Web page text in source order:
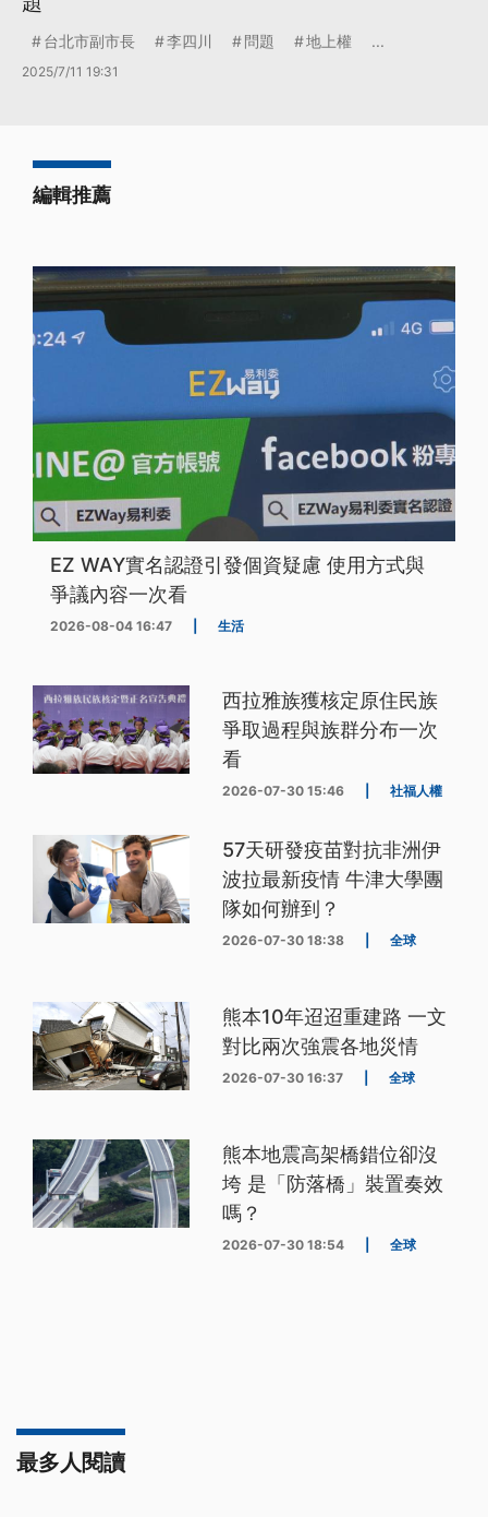
台北市副市長 李四川 問題 地上權 ...
2025/7/11 19:31
編輯推薦
EZ WAY實名認證引發個資疑慮 使用方式與
爭議內容一次看
2026-08-04 16:47 生活
西拉雅族獲核定原住民族
爭取過程與族群分布一次
看
2026-07-30 15:46 社福人權
57天研發疫苗對抗非洲伊
波拉最新疫情 牛津大學團
隊如何辦到？
2026-07-30 18:38 全球
熊本10年迢迢重建路 一文
對比兩次強震各地災情
2026-07-30 16:37 全球
熊本地震高架橋錯位卻沒
垮 是「防落橋」裝置奏效
嗎？
2026-07-30 18:54 全球
最多人閱讀